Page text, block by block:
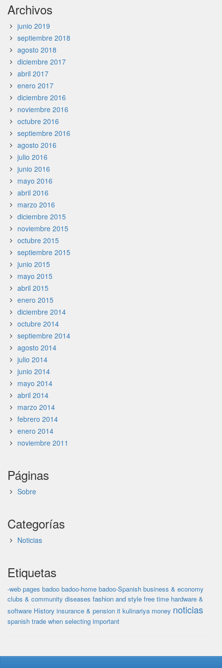
Archivos
junio 2019
septiembre 2018
agosto 2018
diciembre 2017
abril 2017
enero 2017
diciembre 2016
noviembre 2016
octubre 2016
septiembre 2016
agosto 2016
julio 2016
junio 2016
mayo 2016
abril 2016
marzo 2016
diciembre 2015
noviembre 2015
octubre 2015
septiembre 2015
junio 2015
mayo 2015
abril 2015
enero 2015
diciembre 2014
octubre 2014
septiembre 2014
agosto 2014
julio 2014
junio 2014
mayo 2014
abril 2014
marzo 2014
febrero 2014
enero 2014
noviembre 2011
Páginas
Sobre
Categorías
Noticias
Etiquetas
-web pages badoo badoo-home badoo-Spanish business & economy
clubs & community diseases fashion and style free time hardware &
software History insurance & pension it kulinariya money noticias
spanish trade when selecting important